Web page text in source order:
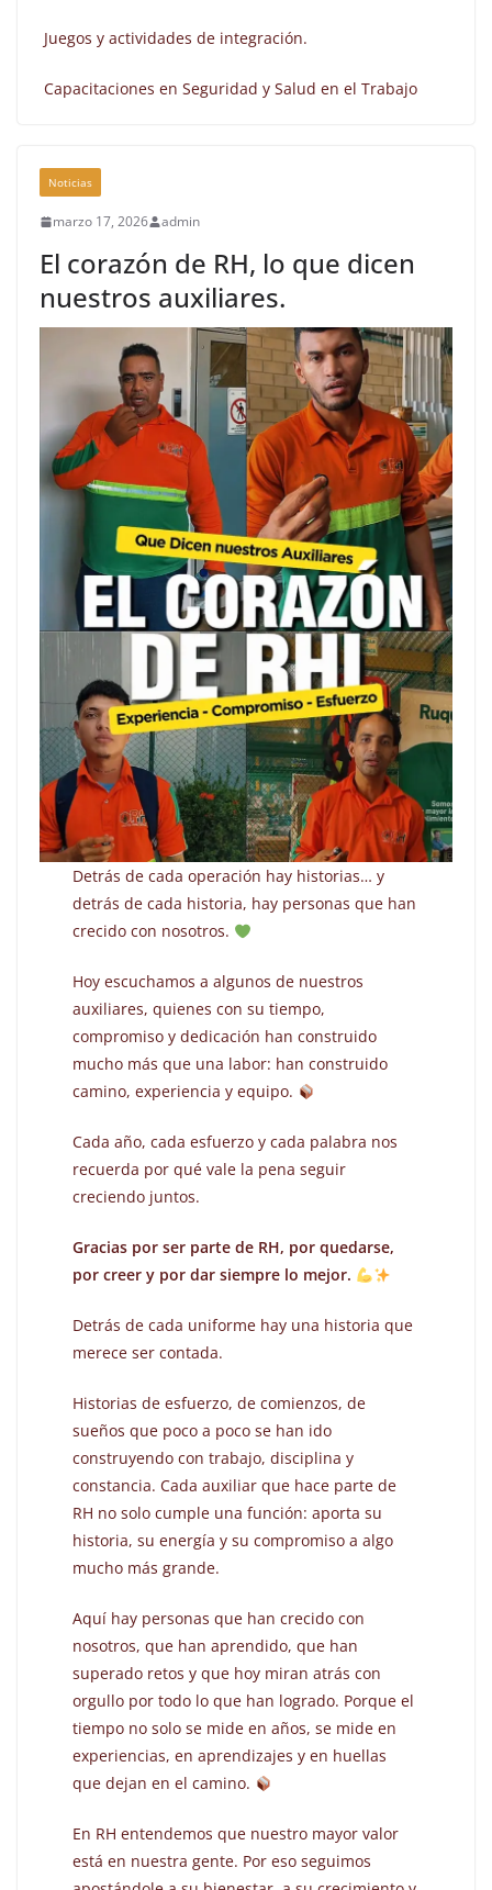
Juegos y actividades de integración.
Capacitaciones en Seguridad y Salud en el Trabajo
Noticias
marzo 17, 2026 admin
El corazón de RH, lo que dicen
nuestros auxiliares.
Detrás de cada operación hay historias… y
detrás de cada historia, hay personas que han
crecido con nosotros.
Hoy escuchamos a algunos de nuestros
auxiliares, quienes con su tiempo,
compromiso y dedicación han construido
mucho más que una labor: han construido
camino, experiencia y equipo.
Cada año, cada esfuerzo y cada palabra nos
recuerda por qué vale la pena seguir
creciendo juntos.
Gracias por ser parte de RH, por quedarse,
por creer y por dar siempre lo mejor.
Detrás de cada uniforme hay una historia que
merece ser contada.
Historias de esfuerzo, de comienzos, de
sueños que poco a poco se han ido
construyendo con trabajo, disciplina y
constancia. Cada auxiliar que hace parte de
RH no solo cumple una función: aporta su
historia, su energía y su compromiso a algo
mucho más grande.
Aquí hay personas que han crecido con
nosotros, que han aprendido, que han
superado retos y que hoy miran atrás con
orgullo por todo lo que han logrado. Porque el
tiempo no solo se mide en años, se mide en
experiencias, en aprendizajes y en huellas
que dejan en el camino.
En RH entendemos que nuestro mayor valor
está en nuestra gente. Por eso seguimos